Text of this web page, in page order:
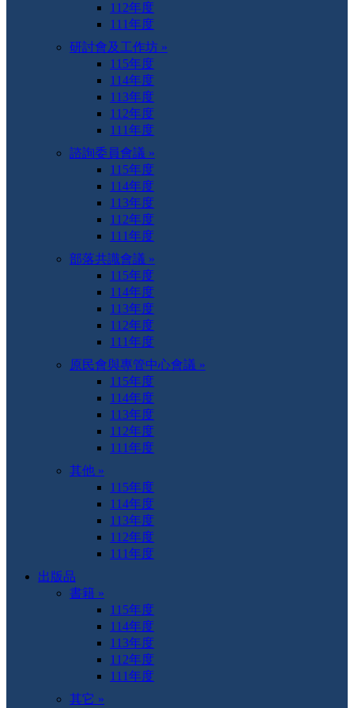
112年度
111年度
研討會及工作坊 »
115年度
114年度
113年度
112年度
111年度
諮詢委員會議 »
115年度
114年度
113年度
112年度
111年度
部落共識會議 »
115年度
114年度
113年度
112年度
111年度
原民會與專管中心會議 »
115年度
114年度
113年度
112年度
111年度
其他 »
115年度
114年度
113年度
112年度
111年度
出版品
書籍 »
115年度
114年度
113年度
112年度
111年度
其它 »